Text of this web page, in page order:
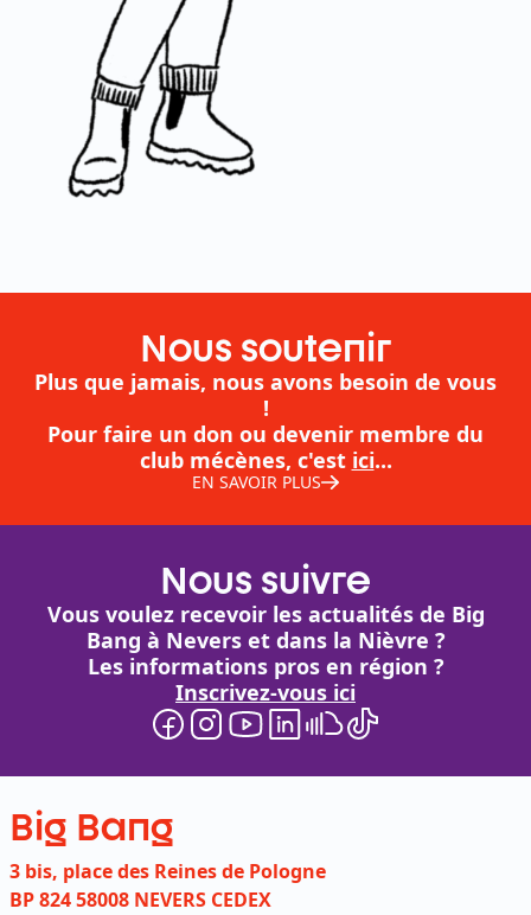
Nous soutenir
Plus que jamais, nous avons besoin de vous
!
Pour faire un don ou devenir membre du
club mécènes, c'est ici...
EN SAVOIR PLUS
Nous suivre
Vous voulez recevoir les actualités de Big
Bang à Nevers et dans la Nièvre ?
Les informations pros en région ?
Inscrivez-vous ici
Big Bang
3 bis, place des Reines de Pologne
BP 824 58008 NEVERS CEDEX